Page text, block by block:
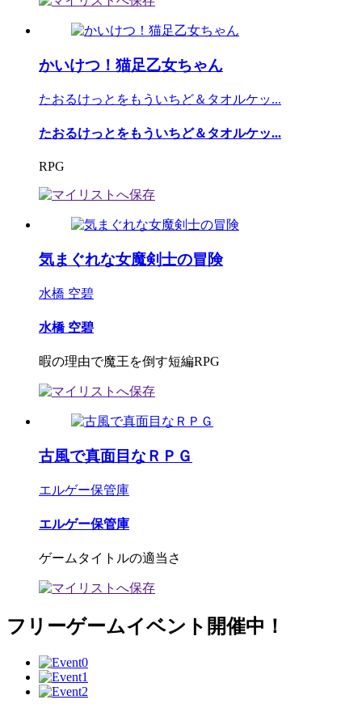
かいけつ！猫足乙女ちゃん
たおるけっとをもういちど＆タオルケッ...
たおるけっとをもういちど＆タオルケッ...
RPG
気まぐれな女魔剣士の冒険
水橋 空碧
水橋 空碧
暇の理由で魔王を倒す短編RPG
古風で真面目なＲＰＧ
エルゲー保管庫
エルゲー保管庫
ゲームタイトルの適当さ
フリーゲームイベント開催中！